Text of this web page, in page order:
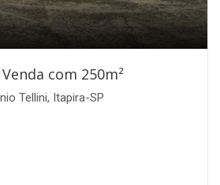
com 250m²
Tellini, Itapira-SP